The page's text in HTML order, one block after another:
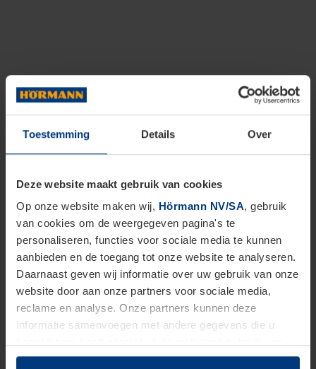
Toestemming Details Over
Deze website maakt gebruik van cookies
Op onze website maken wij, Hörmann NV/SA, gebruik
van cookies om de weergegeven pagina's te
personaliseren, functies voor sociale media te kunnen
aanbieden en de toegang tot onze website te analyseren.
Daarnaast geven wij informatie over uw gebruik van onze
website door aan onze partners voor sociale media,
reclame en analyse. Onze partners kunnen deze
informatie samenvoegen met andere gegevens die u
hun diensten hebben verzameld.